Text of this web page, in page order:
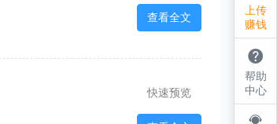
查看全文
快速预览
上传
赚钱

帮助
中心